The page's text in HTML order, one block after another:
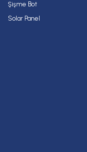
Şişme Bot
Solar Panel